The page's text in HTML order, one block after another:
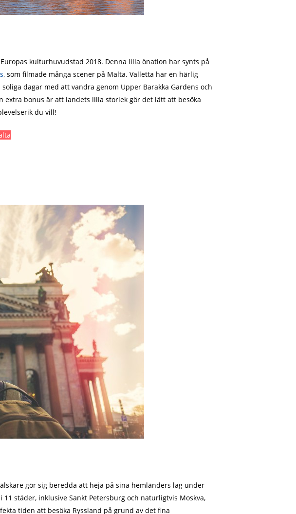
kulturhuvudstad 2018. Denna lilla önation har synts på
, som filmade många scener på Malta. Valletta har en härlig
dagar med att vandra genom Upper Barakka Gardens och
extra bonus är att landets lilla storlek gör det lätt att besöka
du vill!
gör sig beredda att heja på sina hemländers lag under
städer, inklusive Sankt Petersburg och naturligtvis Moskva,
tiden att besöka Ryssland på grund av det fina